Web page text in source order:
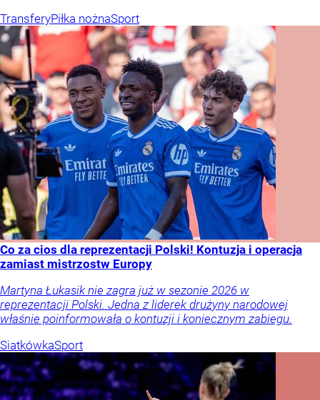
TransferyPiłka nożnaSport
Co za cios dla reprezentacji Polski! Kontuzja i operacja
zamiast mistrzostw Europy
Martyna Łukasik nie zagra już w sezonie 2026 w
reprezentacji Polski. Jedna z liderek drużyny narodowej
właśnie poinformowała o kontuzji i koniecznym zabiegu.
SiatkówkaSport